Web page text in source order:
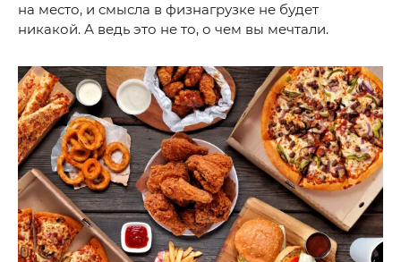
на место, и смысла в физнагрузке не будет
никакой. А ведь это не то, о чем вы мечтали.